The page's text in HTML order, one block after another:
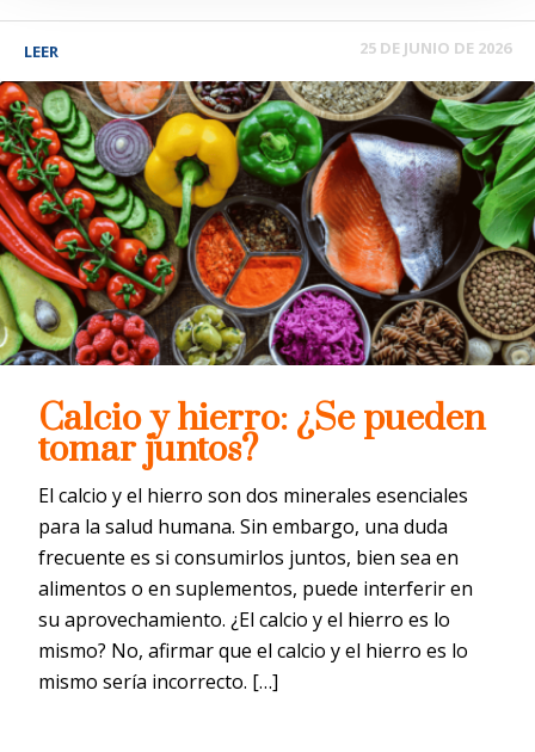
LEER 25 DE JUNIO DE 2026
Calcio y hierro: ¿Se pueden
tomar juntos?
El calcio y el hierro son dos minerales esenciales
para la salud humana. Sin embargo, una duda
frecuente es si consumirlos juntos, bien sea en
alimentos o en suplementos, puede interferir en
su aprovechamiento. ¿El calcio y el hierro es lo
mismo? No, afirmar que el calcio y el hierro es lo
mismo sería incorrecto. […]